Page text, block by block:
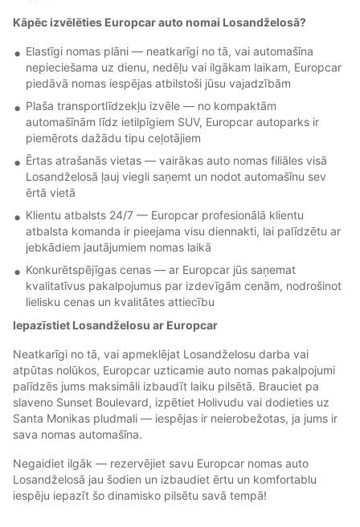
Kāpēc izvēlēties Europcar auto nomai Losandželosā?
Elastīgi nomas plāni — neatkarīgi no tā, vai automašīna
nepieciešama uz dienu, nedēļu vai ilgākam laikam, Europcar
piedāvā nomas iespējas atbilstoši jūsu vajadzībām
Plaša transportlīdzekļu izvēle — no kompaktām
automašīnām līdz ietilpīgiem SUV, Europcar autoparks ir
piemērots dažādu tipu ceļotājiem
Ērtas atrašanās vietas — vairākas auto nomas filiāles visā
Losandželosā ļauj viegli saņemt un nodot automašīnu sev
ērtā vietā
Klientu atbalsts 24/7 — Europcar profesionālā klientu
atbalsta komanda ir pieejama visu diennakti, lai palīdzētu ar
jebkādiem jautājumiem nomas laikā
Konkurētspējīgas cenas — ar Europcar jūs saņemat
kvalitatīvus pakalpojumus par izdevīgām cenām, nodrošinot
lielisku cenas un kvalitātes attiecību
Iepazīstiet Losandželosu ar Europcar
Neatkarīgi no tā, vai apmeklējat Losandželosu darba vai
atpūtas nolūkos, Europcar uzticamie auto nomas pakalpojumi
palīdzēs jums maksimāli izbaudīt laiku pilsētā. Brauciet pa
slaveno Sunset Boulevard, izpētiet Holivudu vai dodieties uz
Santa Monikas pludmali — iespējas ir neierobežotas, ja jums ir
sava nomas automašīna.
Negaidiet ilgāk — rezervējiet savu Europcar nomas auto
Losandželosā jau šodien un izbaudiet ērtu un komfortablu
iespēju iepazīt šo dinamisko pilsētu savā tempā!